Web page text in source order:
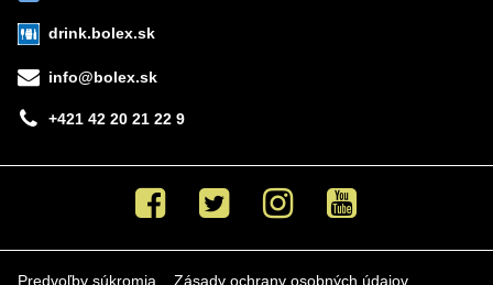
drink.bolex.sk
info@bolex.sk
+421 42 20 21 22 9
Facebook Twitter Instagram Youtube
Predvoľby súkromia Zásady ochrany osobných údajov